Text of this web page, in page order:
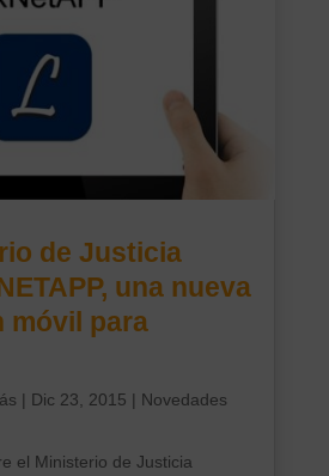
de Justicia
una nueva
móvil para
| Dic 23, 2015 | Novedades
el Ministerio de Justicia